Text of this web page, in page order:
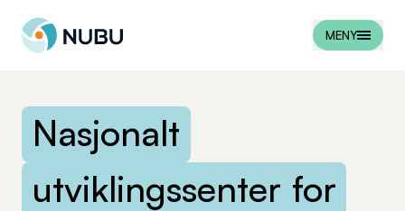
Til forsiden
MENY
Nasjonalt
utviklingssenter for